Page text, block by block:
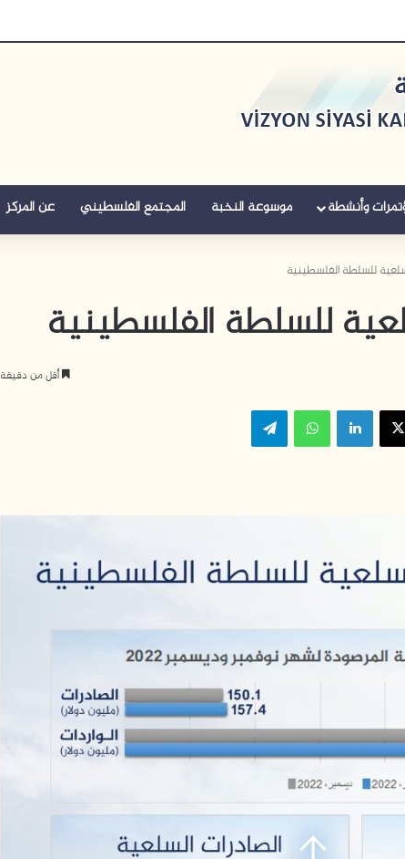
وأنشطة موسوعة النخبة المجتمع الفلسطيني عن المركز
للسلطة الفلسطينية
للسلطة الفلسطينية
أقل من دقيقة
‫X لينكدإن واتساب تيلقرام